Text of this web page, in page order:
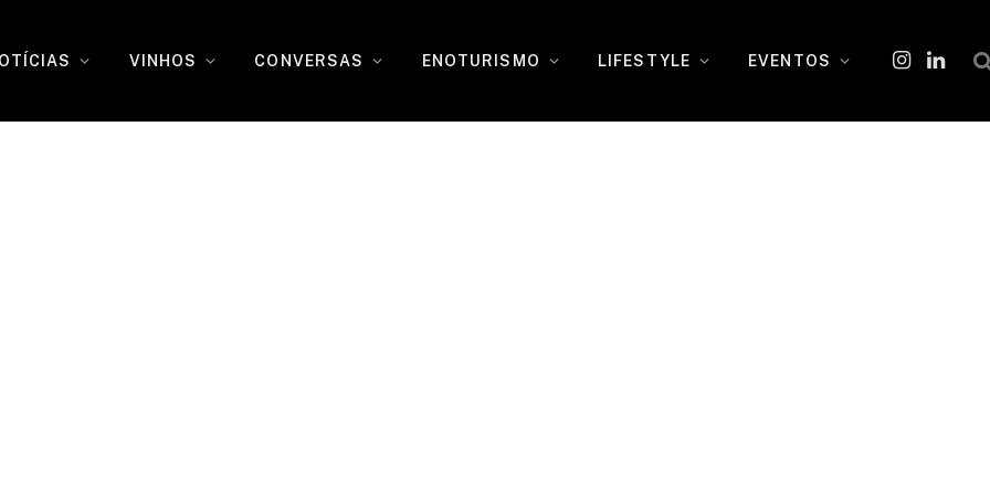
VINHOS CONVERSAS ENOTURISMO LIFESTYLE EVENTOS
Instagram
O